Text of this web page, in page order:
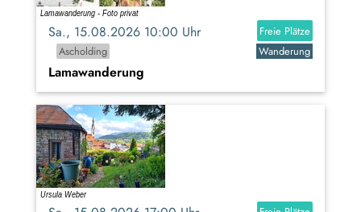
Sa., 15.08.2026 10:00 Uhr
Freie Plätze
Ascholding
Wanderung
Lamawanderung